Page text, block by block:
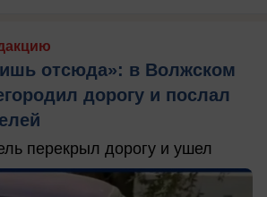
отсюда»: в Волжском
дорогу и послал
перекрыл дорогу и ушел